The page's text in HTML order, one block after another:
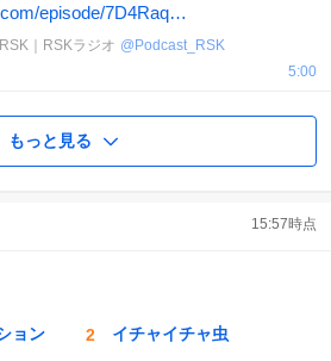
episode/7D4Raq…
｜RSKラジオ @ Podcast_RSK
5:00
もっと見る
15:57時点
ョン イチャイチャ虫